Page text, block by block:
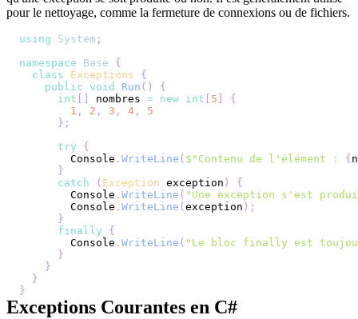
pour le nettoyage, comme la fermeture de connexions ou de fichiers.
using System ;
namespace
Base
{
class
Exceptions
{
public
void Run ( )
{
int
nombres = new int 5
{
1 , 2 , 3 , 4 ,
5
} ;
try
{
        Console
. WriteLine ( $"Contenu de l'élément : {
}
catch
( Exception exception )
{
        Console
. WriteLine ( "Une exception s'est
        Console
. WriteLine ( exception ) ;
}
finally
{
        Console
. WriteLine ( "Le bloc finally est
}
}
}
}
Exceptions Courantes en C#